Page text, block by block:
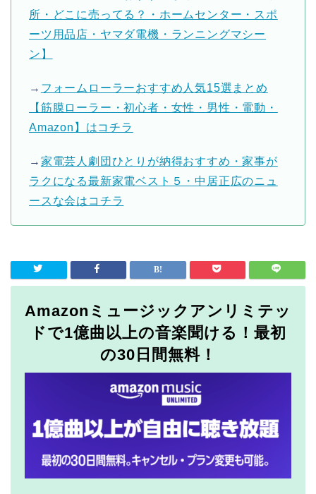
所・どこに売ってる？・ホームセンター・スポ
ーツ用品店・ヤマダ電機・ランニングマシー
ン】
→ フォームローラーおすすめ人気15選まとめ
【筋膜ローラー・初心者・女性・男性・電動・
Amazon】はコチラ
→ 家電芸人劇団ひとりが納得おすすめ・家事が
ラクになる最新家電ベスト５・中居正広のニュ
ースな会はコチラ
Amazonミュージックアンリミテッ
ドで1億曲以上の音楽聞ける！最初
の30日間無料！